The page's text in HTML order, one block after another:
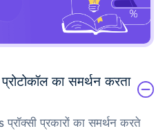
का समर्थन करता
प्रकारों का समर्थन करते